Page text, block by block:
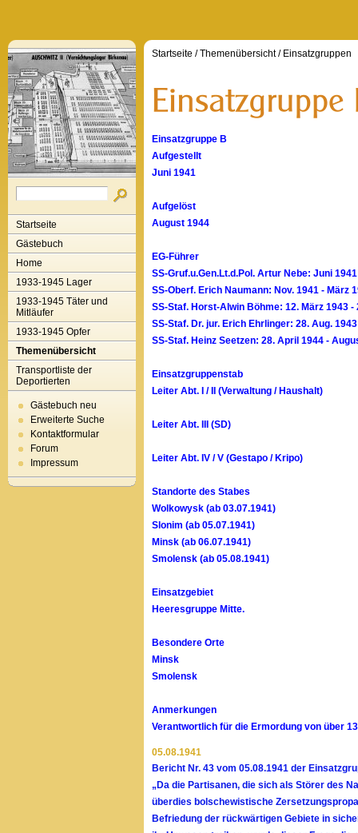
Startseite
Gästebuch
Home
1933-1945 Lager
1933-1945 Täter und
Mitläufer
1933-1945 Opfer
Themenübersicht
Transportliste der
Deportierten
Gästebuch neu
Erweiterte Suche
Kontaktformular
Forum
Impressum
Startseite /Themenübersicht/ Einsatzgruppen
Einsatzgruppe B
Aufgestellt
Juni 1941
Aufgelöst
August 1944
EG-Führer
SS-Gruf.u.Gen.Lt.d.Pol. Artur Nebe: Juni
SS-Oberf. Erich Naumann: Nov. 1941 - März
SS-Staf. Horst-Alwin Böhme: 12. März 1943 -
SS-Staf. Dr. jur. Erich Ehrlinger: 28. Aug.
SS-Staf. Heinz Seetzen: 28. April 1944 -
Einsatzgruppenstab
Leiter Abt. I / II (Verwaltung / Haushalt)
Leiter Abt. III (SD)
Leiter Abt. IV / V (Gestapo / Kripo)
Standorte des Stabes
Wolkowysk (ab 03.07.1941)
Slonim (ab 05.07.1941)
Minsk (ab 06.07.1941)
Smolensk (ab 05.08.1941)
Einsatzgebiet
Heeresgruppe Mitte.
Besondere Orte
Minsk
Smolensk
Anmerkungen
Verantwortlich für die Ermordung von über
05.08.1941
Bericht Nr. 43 vom 05.08.1941 der
„Da die Partisanen, die sich als Störer des
überdies bolschewistische
Befriedung der rückwärtigen Gebiete in